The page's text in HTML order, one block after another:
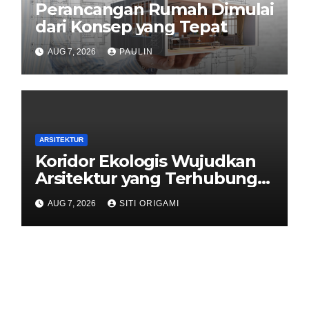
Perancangan Rumah Dimulai
dari Konsep yang Tepat
AUG 7, 2026 PAULIN
ARSITEKTUR
Koridor Ekologis Wujudkan
Arsitektur yang Terhubung
dengan Alam
AUG 7, 2026 SITI ORIGAMI